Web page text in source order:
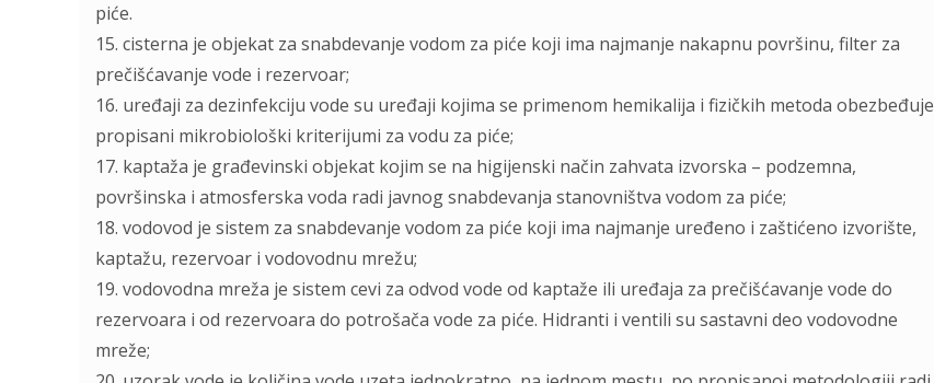
piće.
15. cisterna je objekat za snabdevanje vodom za piće koji ima najmanje nakapnu površinu, filter za
prečišćavanje vode i rezervoar;
16. uređaji za dezinfekciju vode su uređaji kojima se primenom hemikalija i fizičkih metoda obezbeđuje
propisani mikrobiološki kriterijumi za vodu za piće;
17. kaptaža je građevinski objekat kojim se na higijenski način zahvata izvorska – podzemna,
površinska i atmosferska voda radi javnog snabdevanja stanovništva vodom za piće;
18. vodovod je sistem za snabdevanje vodom za piće koji ima najmanje uređeno i zaštićeno izvorište,
kaptažu, rezervoar i vodovodnu mrežu;
19. vodovodna mreža je sistem cevi za odvod vode od kaptaže ili uređaja za prečišćavanje vode do
rezervoara i od rezervoara do potrošača vode za piće. Hidranti i ventili su sastavni deo vodovodne
mreže;